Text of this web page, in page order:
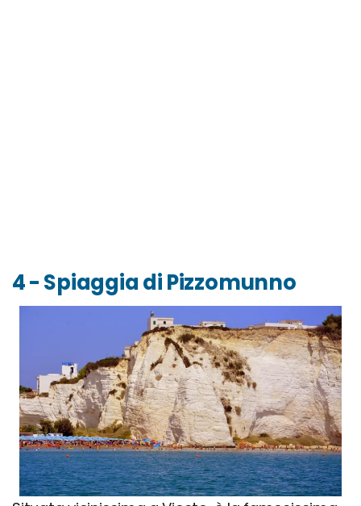
4 - Spiaggia di Pizzomunno